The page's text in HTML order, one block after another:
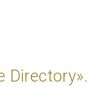
Directory».